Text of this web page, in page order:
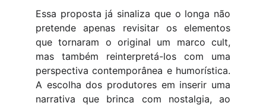
Essa proposta já sinaliza que o longa não
pretende apenas revisitar os elementos
que tornaram o original um marco cult,
mas também reinterpretá-los com uma
perspectiva contemporânea e humorística.
A escolha dos produtores em inserir uma
narrativa que brinca com nostalgia, ao